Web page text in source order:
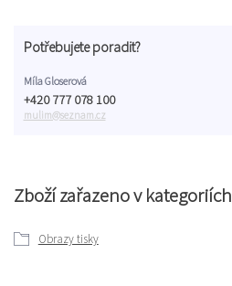
Zboží zařazeno v kategoriích
Obrazy tisky
Potřebujete poradit?
Míla Gloserová
+420 777 078 100
mulim@seznam.cz